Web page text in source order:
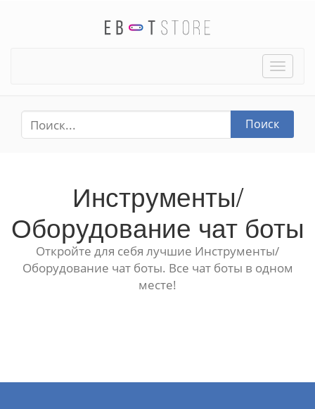
Toggle
Поиск
Инструменты/
Оборудование чат боты
Откройте для себя лучшие Инструменты/
Оборудование чат боты. Все чат боты в одном
месте!